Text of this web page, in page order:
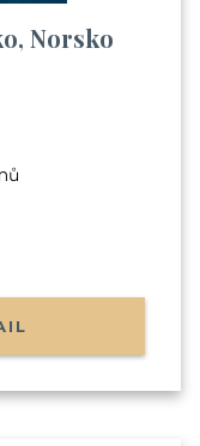
Norsko